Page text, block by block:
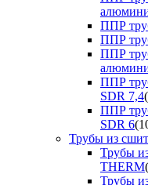
ППР
ППР
ППР
ППР
SDR 7,4
ППР
SDR 6
Трубы из
Трубы
THERM
Трубы